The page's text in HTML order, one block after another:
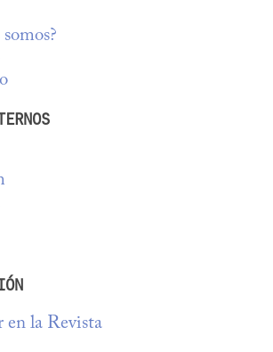
en la Revista